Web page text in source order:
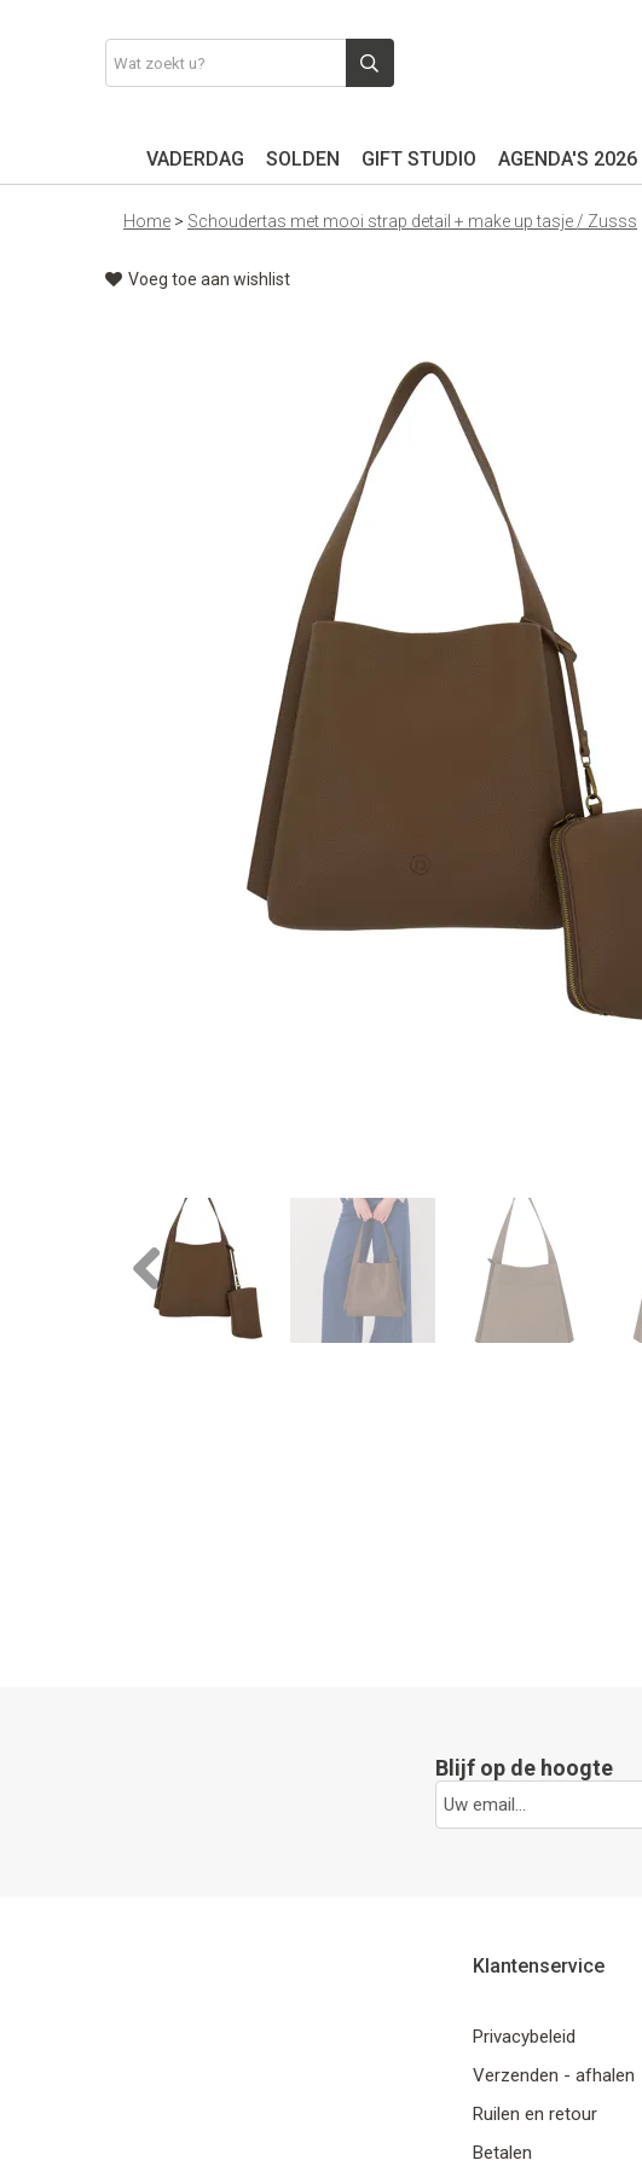
VADERDAG SOLDEN GIFT STUDIO AGENDA'S 2026
Home > Schoudertas met mooi strap detail + make up tasje / Zusss
Voeg toe aan wishlist
Previous
Blijf op de hoogte
Klantenservice
Privacybeleid
Verzenden - afhalen
Ruilen en retour
Betalen